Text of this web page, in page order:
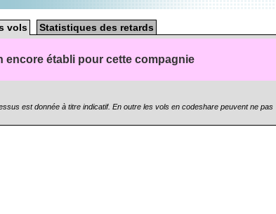
vols Statistiques des retards
encore établi pour cette compagnie
est donnée à titre indicatif. En outre les vols en codeshare peuvent ne pas